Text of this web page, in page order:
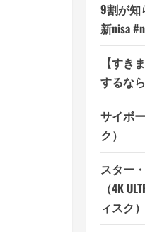
9割が知
新nisa
【すき
するな
サイボ
ク）
スター
（4K
ィスク）